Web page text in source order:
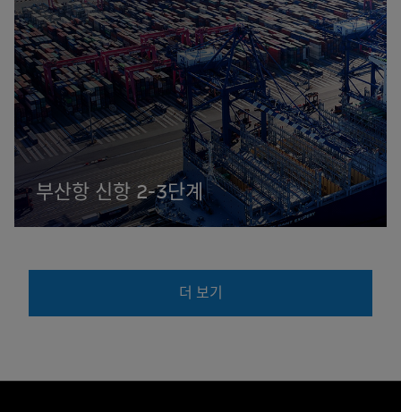
부산항 신항 2-3단계
더 보기